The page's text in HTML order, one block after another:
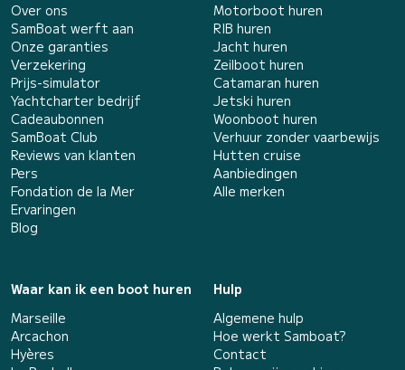
Over ons
SamBoat werft aan
Onze garanties
Verzekering
Prijs-simulator
Yachtcharter bedrijf
Cadeaubonnen
SamBoat Club
Reviews van klanten
Pers
Fondation de la Mer
Ervaringen
Blog
Motorboot huren
RIB huren
Jacht huren
Zeilboot huren
Catamaran huren
Jetski huren
Woonboot huren
Verhuur zonder vaarbewijs
Hutten cruise
Aanbiedingen
Alle merken
Waar kan ik een boot huren
Marseille
Arcachon
Hyères
Hulp
Algemene hulp
Hoe werkt Samboat?
Contact